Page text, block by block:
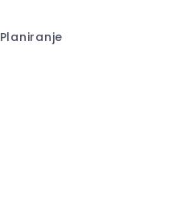
Planiranje